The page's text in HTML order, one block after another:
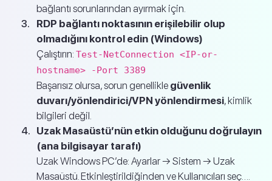
bağlantı sorunlarından ayırmak için.
RDP bağlantı noktasının erişilebilir olup
olmadığını kontrol edin (Windows)
Çalıştırın: Test-NetConnection <IP-or-
hostname> -Port 3389
Başarısız olursa, sorun genellikle güvenlik
duvarı/yönlendirici/VPN yönlendirmesi, kimlik
bilgileri değil.
Uzak Masaüstü’nün etkin olduğunu doğrulayın
(ana bilgisayar tarafı)
Uzak Windows PC’de: Ayarlar → Sistem → Uzak
Masaüstü. Etkinleştirildiğinden ve Kullanıcıları seç….